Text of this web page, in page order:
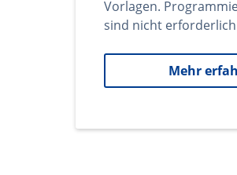
Vorlagen.
sind nicht
Mehr